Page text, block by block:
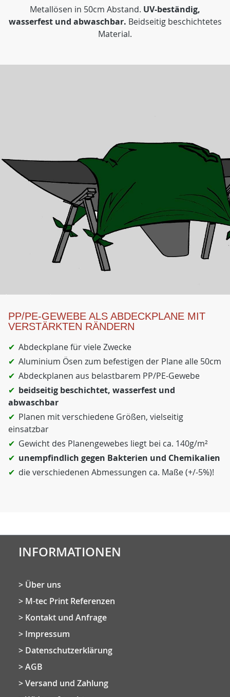
Metallösen in 50cm Abstand. UV-beständig,
wasserfest und abwaschbar. Beidseitig beschichtetes
Material.
PP/PE-GEWEBE ALS ABDECKPLANE MIT
VERSTÄRKTEN RÄNDERN
Abdeckplane für viele Zwecke
Aluminium Ösen zum befestigen der Plane alle 50cm
Abdeckplanen aus belastbarem PP/PE-Gewebe
beidseitig beschichtet, wasserfest und
abwaschbar
Planen mit verschiedene Größen, vielseitig
einsatzbar
Gewicht des Planengewebes liegt bei ca. 140g/m²
unempfindlich gegen Bakterien und Chemikalien
die verschiedenen Abmessungen ca. Maße (+/-5%)!
INFORMATIONEN
Über uns
M-tec Print Referenzen
Kontakt und Anfrage
Impressum
Datenschutzerklärung
AGB
Versand und Zahlung